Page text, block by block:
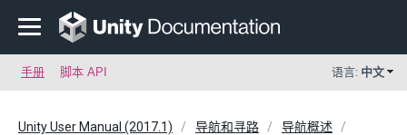
手册 脚本 API 语言: 中文
Unity User Manual (2017.1) 导航和寻路
导航概述